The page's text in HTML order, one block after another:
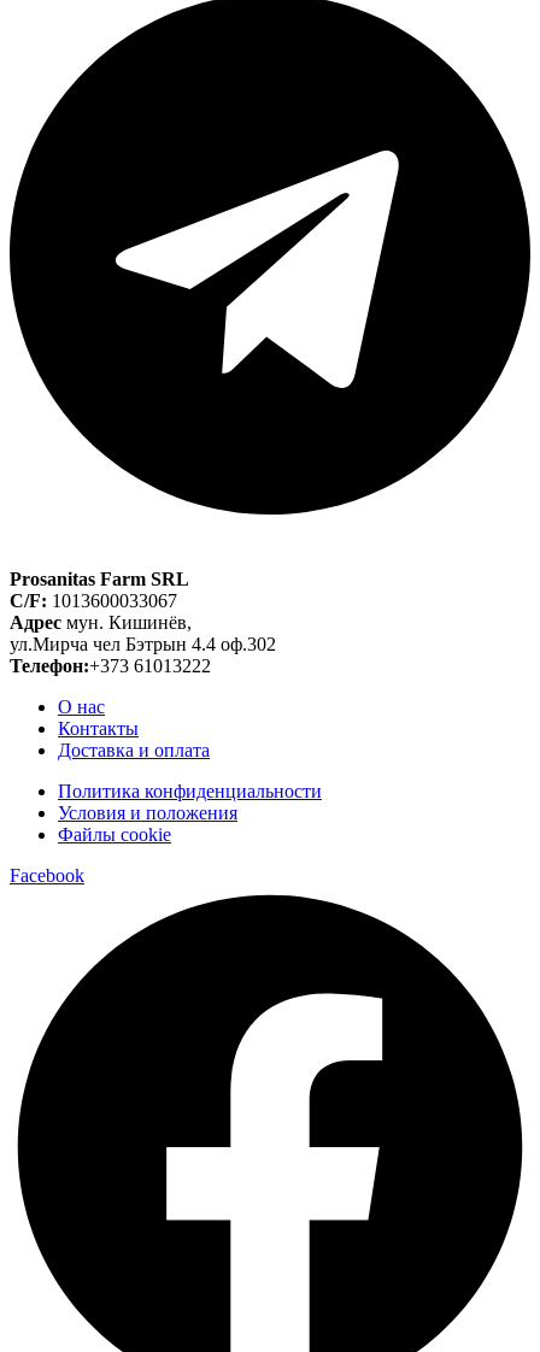
Prosanitas Farm SRL
C/F: 1013600033067
Адрес мун. Кишинёв,
ул.Мирча чел Бэтрын 4.4 оф.302
Телефон:+373 61013222
О нас
Контакты
Доставка и оплата
Политика конфиденциальности
Условия и положения
Файлы cookie
Facebook